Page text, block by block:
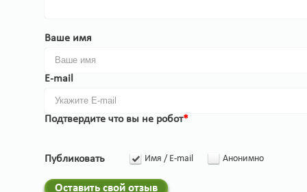
Ваше имя
E-mail
Подтвердите что вы не робот*
Публиковать Имя / E-mail Анонимно
Оставить свой отзыв